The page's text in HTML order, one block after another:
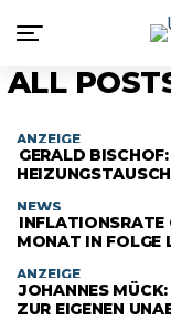
ALL
ANZEIGE
GERALD
NEWS
INFLATIONSRATE
MONAT IN FOLGE
ANZEIGE
JOHANNES
ZUR EIGENEN